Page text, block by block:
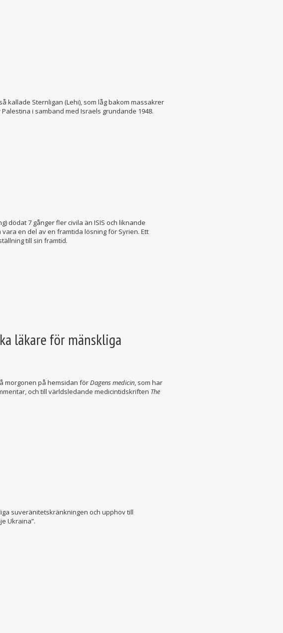
kallade Sternligan (Lehi), som låg bakom massakrer
i samband med Israels grundande 1948.
dödat 7 gånger fler civila än ISIS och liknande
en del av en framtida lösning för Syrien. Ett
till sin framtid.
läkare för mänskliga
morgonen på hemsidan förDagens medicin , som har
och till världsledande medicintidskriften The
suveränitetskränkningen och upphov till
Ukraina”.